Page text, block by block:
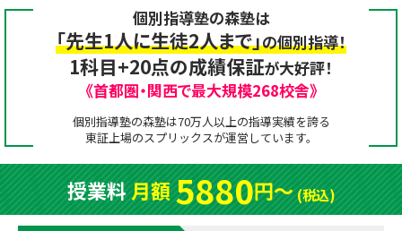
森塾を知る トップ
森塾の想い
成績アップをかなえる！森塾メソッド
森塾の授業料について
子と親のお悩み別！なぜ？どうして？森塾！
入塾について
入塾について トップ
塾の選び方
入塾までの流れ
無料体験授業について
よくあるご質問
お電話はこちら
0120-602-607
個別指導塾の森塾は
「先生1人に生徒2人まで」の個別指導！
1科目+20点の成績保証が大好評！
《首都圏・関西で最大規模268校舎》
個別指導塾の森塾は70万人以上の指導実績を誇る
東証上場のスプリックスが運営しています。
授業料月額5880円〜(税込)